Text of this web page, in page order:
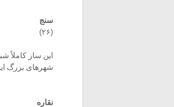
سنج
(۲۶)
شهرهای بزرگ
نقاره